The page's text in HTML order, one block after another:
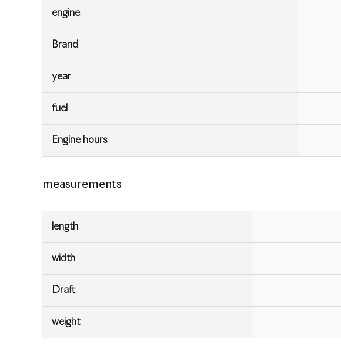
engine
Brand
year
fuel
Engine hours
measurements
length
width
Draft
weight